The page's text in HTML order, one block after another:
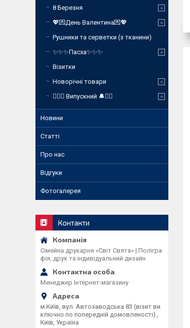
8 Березня
💖💌День Валентина💌💖
Рушники та серветки (з тканини)
✨✨✨Пасха✨✨✨
Візитки
Новорічні товари
❤️‍🔥🔔 Випускний 🔔❤️‍🔥
Новини
Статті
Про нас
Відгуки
Фотогалерея
Контакти
Сімейна друкарня «Світ Свята» | Полігра
фія, друк та індивідуальний дизайн
Менеджер Інтернет-магазину
м.Київ, вул. Автозаводська 83 (візит ви
ключно по попередній домовленості).,
Київ, Україна